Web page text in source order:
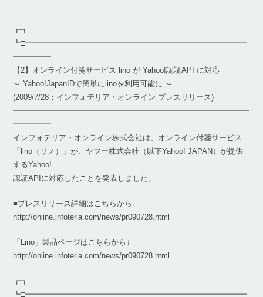
┏┓
┗□━━━━━━━━━━━━━━━━━━━━━━━━━━━━━
━━━━━
【2】オンライン付箋サービス lino が Yahoo!認証API に対応
～ Yahoo!JapanIDで簡単にlinoを利用可能に ～
(2009/7/28：インフォテリア・オンライン プレスリリース)
━━━━━━━━━━━━━━━━━━━━━━━━━━━━━━━
━━━━━
インフォテリア・オンライン株式会社は、オンライン付箋サービス
「lino（リノ）」が、ヤフー株式会社（以下Yahoo! JAPAN）が提供
するYahoo!
認証APIに対応したことを発表しました。
■プレスリリース詳細はこちらから↓
http://online.infoteria.com/news/pr090728.html
「Lino」製品ページはこちらから↓
http://online.infoteria.com/news/pr090728.html
┏┓
┗□━━━━━━━━━━━━━━━━━━━━━━━━━━━━━